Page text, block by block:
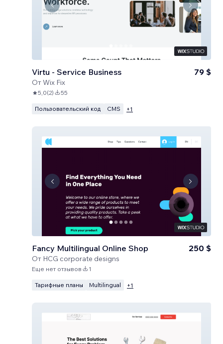
Virtu - Service Business
ОтWix Fix
79 $
5,0(2) 55
Пользовательский код CMS +1
Fancy Multilingual Online Shop
От HCG corporate designs
250 $
Еще нет отзывов 1
Тарифные планы Multilingual +1